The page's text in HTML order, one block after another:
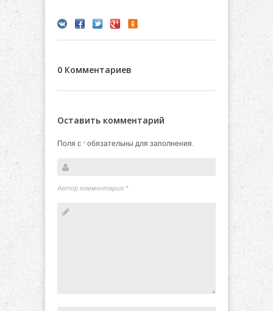
0 Комментариев
Оставить комментарий
Поля с *обязательны для заполнения.
Автор комментария *